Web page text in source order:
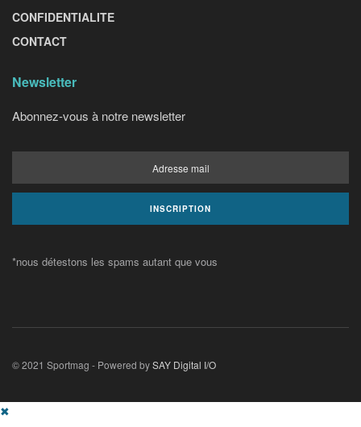
CONFIDENTIALITE
CONTACT
Newsletter
Abonnez-vous à notre newsletter
*nous détestons les spams autant que vous
© 2021 Sportmag - Powered bySAY Digital I/O
✖